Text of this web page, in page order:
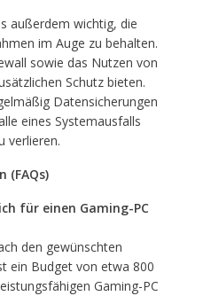
außerdem wichtig, die
im Auge zu behalten.
sowie das Nutzen von
Schutz bieten.
Datensicherungen
eines Systemausfalls
verlieren.
(FAQs)
für einen Gaming-PC
den gewünschten
ein Budget von etwa 800
Gaming-PC